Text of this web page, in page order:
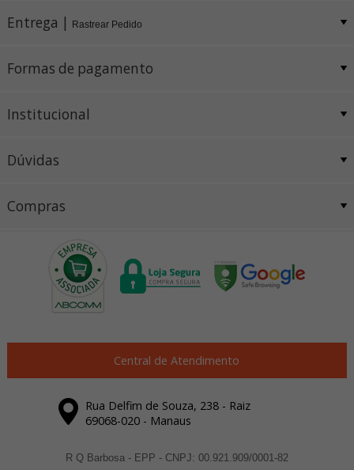
Entrega | Rastrear Pedido
Formas de pagamento
Institucional
Dúvidas
Compras
Central de Atendimento
Rua Delfim de Souza, 238 - Raiz
69068-020 - Manaus
R Q Barbosa - EPP - CNPJ: 00.921.909/0001-82